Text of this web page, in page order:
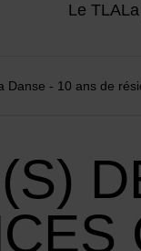
Le TLA
Danse - 10 ans de